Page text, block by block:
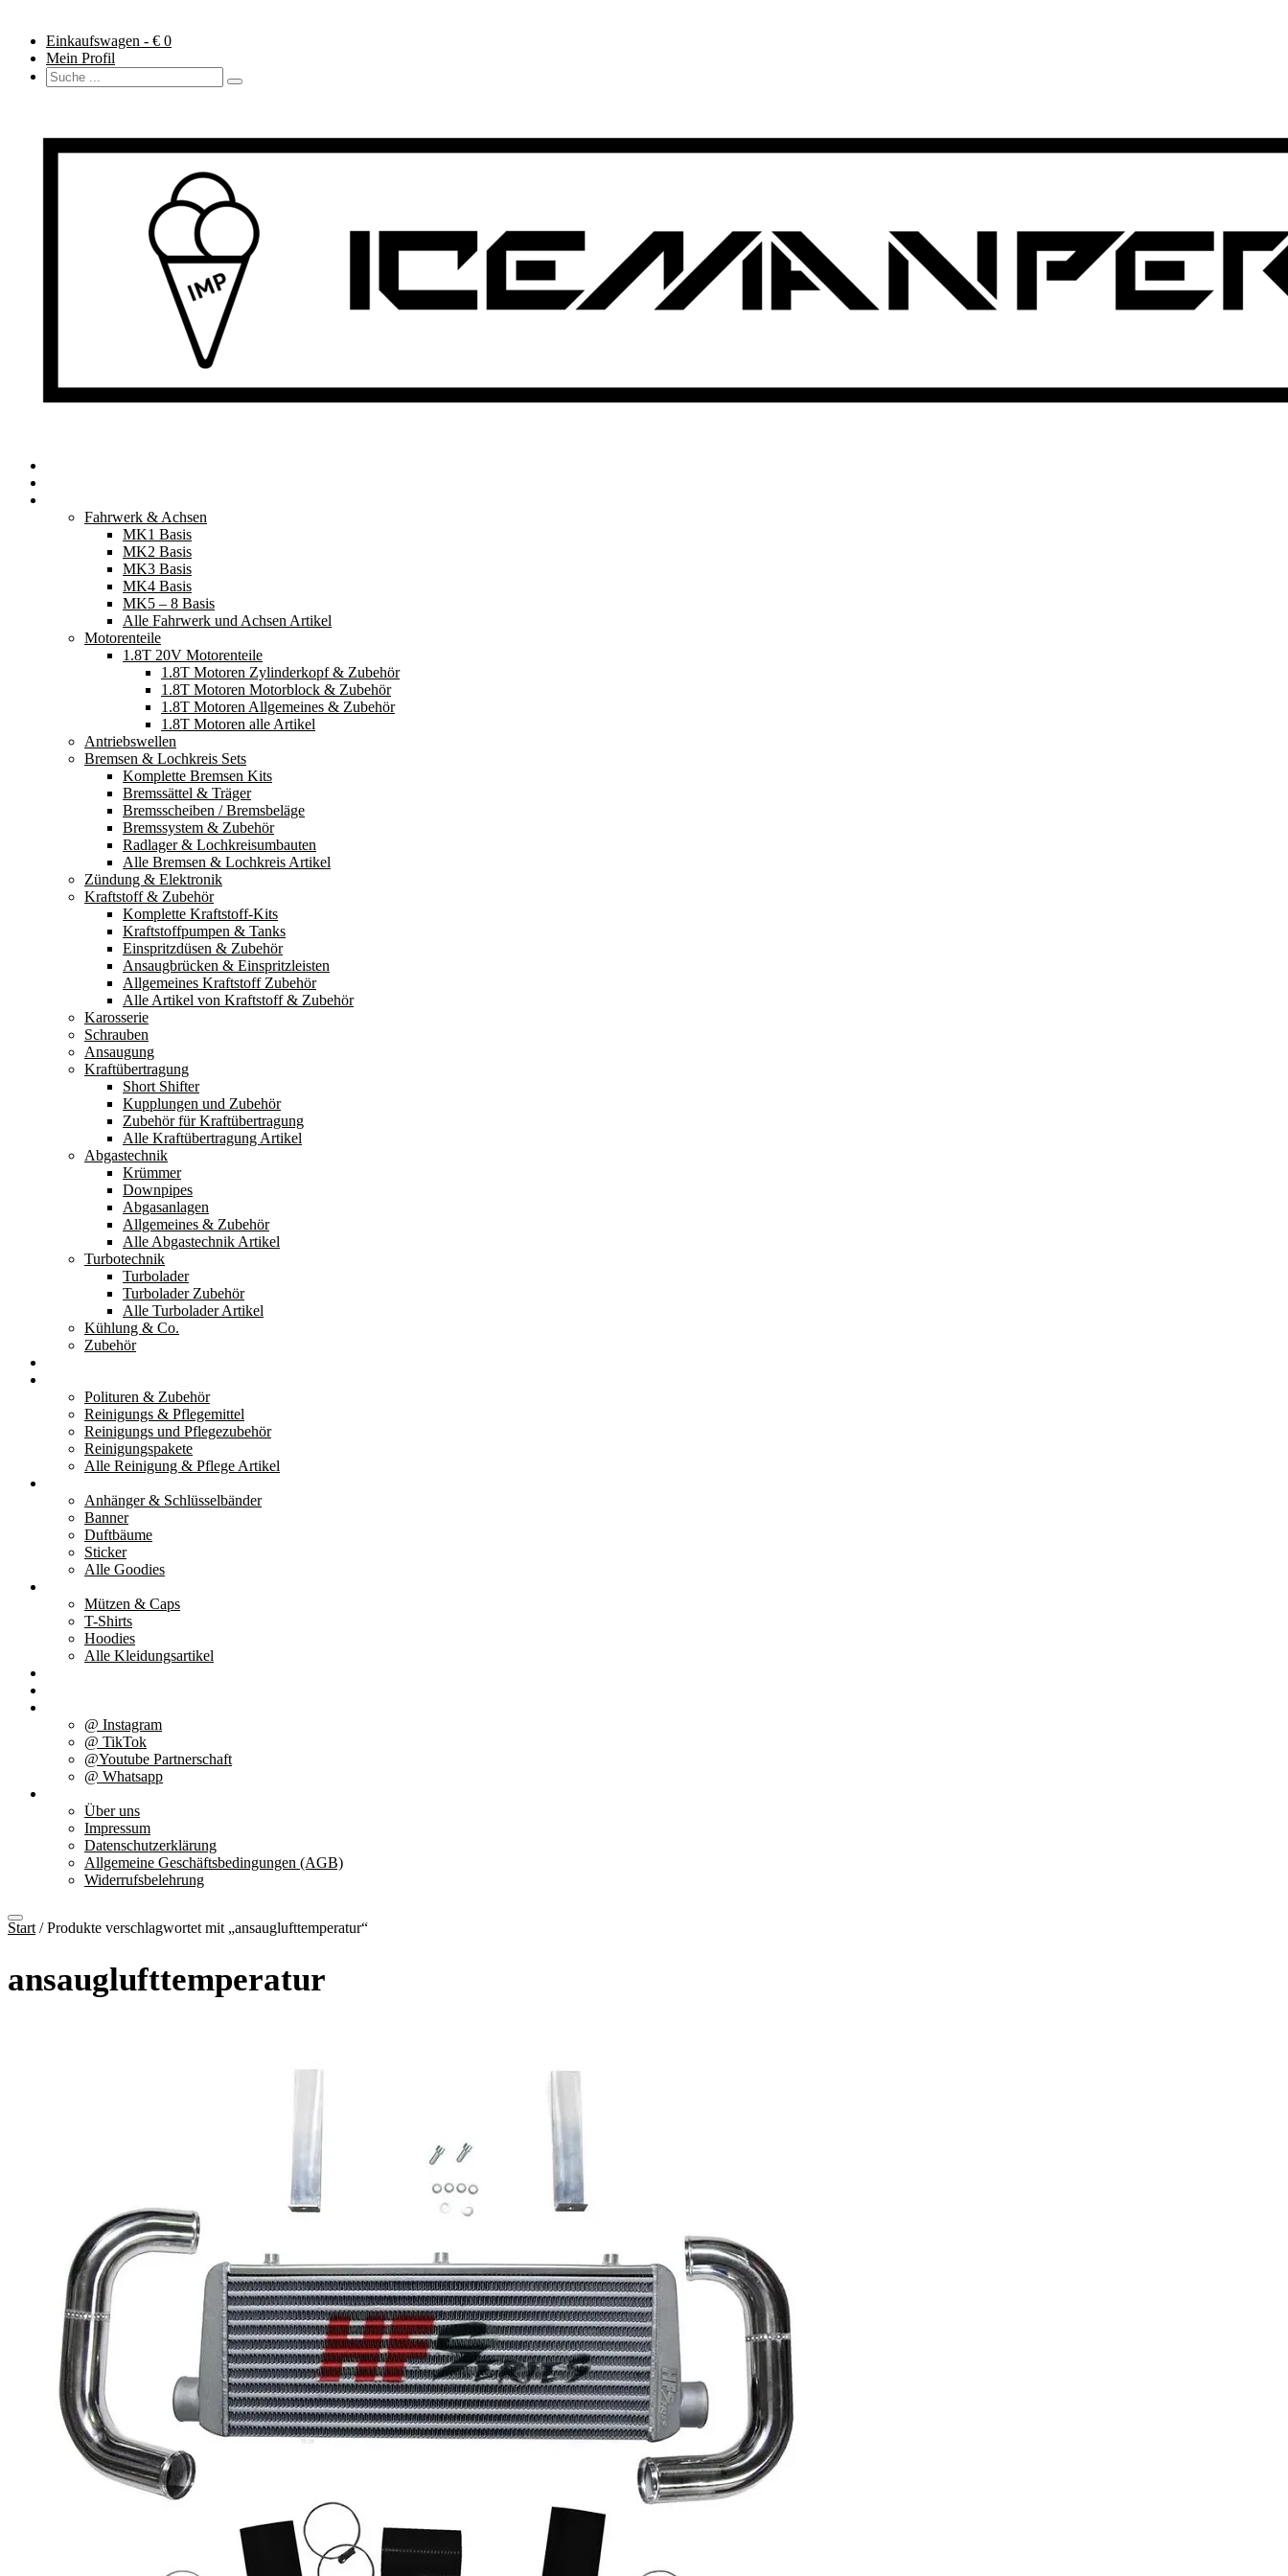
Einkaufswagen - € 0
Mein Profil
Fahrwerk & Achsen
MK1 Basis
MK2 Basis
MK3 Basis
MK4 Basis
MK5 – 8 Basis
Alle Fahrwerk und Achsen Artikel
Motorenteile
1.8T 20V Motorenteile
1.8T Motoren Zylinderkopf & Zubehör
1.8T Motoren Motorblock & Zubehör
1.8T Motoren Allgemeines & Zubehör
1.8T Motoren alle Artikel
Antriebswellen
Bremsen & Lochkreis Sets
Komplette Bremsen Kits
Bremssättel & Träger
Bremsscheiben / Bremsbeläge
Bremssystem & Zubehör
Radlager & Lochkreisumbauten
Alle Bremsen & Lochkreis Artikel
Zündung & Elektronik
Kraftstoff & Zubehör
Komplette Kraftstoff-Kits
Kraftstoffpumpen & Tanks
Einspritzdüsen & Zubehör
Ansaugbrücken & Einspritzleisten
Allgemeines Kraftstoff Zubehör
Alle Artikel von Kraftstoff & Zubehör
Karosserie
Schrauben
Ansaugung
Kraftübertragung
Short Shifter
Kupplungen und Zubehör
Zubehör für Kraftübertragung
Alle Kraftübertragung Artikel
Abgastechnik
Krümmer
Downpipes
Abgasanlagen
Allgemeines & Zubehör
Alle Abgastechnik Artikel
Turbotechnik
Turbolader
Turbolader Zubehör
Alle Turbolader Artikel
Kühlung & Co.
Zubehör
Polituren & Zubehör
Reinigungs & Pflegemittel
Reinigungs und Pflegezubehör
Reinigungspakete
Alle Reinigung & Pflege Artikel
Anhänger & Schlüsselbänder
Banner
Duftbäume
Sticker
Alle Goodies
Mützen & Caps
T-Shirts
Hoodies
Alle Kleidungsartikel
@ Instagram
@ TikTok
@Youtube Partnerschaft
@ Whatsapp
Über uns
Impressum
Datenschutzerklärung
Allgemeine Geschäftsbedingungen (AGB)
Widerrufsbelehrung
Start / Produkte verschlagwortet mit „ansauglufttemperatur“
ansauglufttemperatur